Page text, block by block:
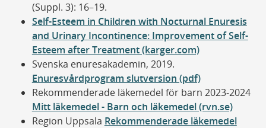
(Suppl. 3): 16–19.
Self-Esteem in Children with Nocturnal Enuresis
and Urinary Incontinence: Improvement of Self-
Esteem after Treatment (karger.com)
Svenska enuresakademin, 2019.
Enuresvårdprogram slutversion (pdf)
Rekommenderade läkemedel för barn 2023-2024
Mitt läkemedel - Barn och läkemedel (rvn.se)
Region Uppsala Rekommenderade läkemedel